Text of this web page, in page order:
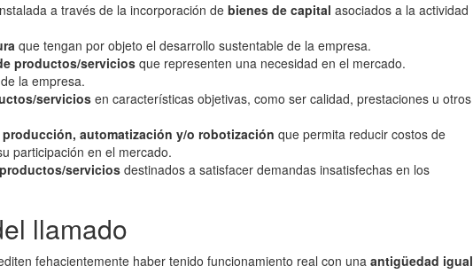
a través de la incorporación de bienes de capital asociados a la actividad
que tengan por objeto el desarrollo sustentable de la empresa.
productos/servicios que representen una necesidad en el mercado.
de la empresa.
serviciosen características objetivas, como ser calidad, prestaciones u otros
automatización y/o robotización que permita reducir costos de
participación en el mercado.
servicios destinados a satisfacer demandas insatisfechas en los
llamado
fehacientemente haber tenido funcionamiento real con una antigüedad igual